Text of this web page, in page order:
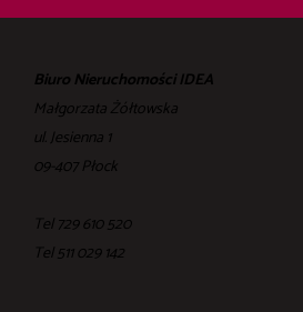
Biuro Nieruchomości IDEA
Małgorzata Żółtowska
ul. Jesienna 1
09-407 Płock
Tel 729 610 520
Tel ‎511 029 142